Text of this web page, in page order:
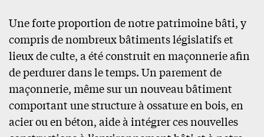
Une forte proportion de notre patrimoine bâti, y
compris de nombreux bâtiments législatifs et
lieux de culte, a été construit en maçonnerie afin
de perdurer dans le temps. Un parement de
maçonnerie, même sur un nouveau bâtiment
comportant une structure à ossature en bois, en
acier ou en béton, aide à intégrer ces nouvelles